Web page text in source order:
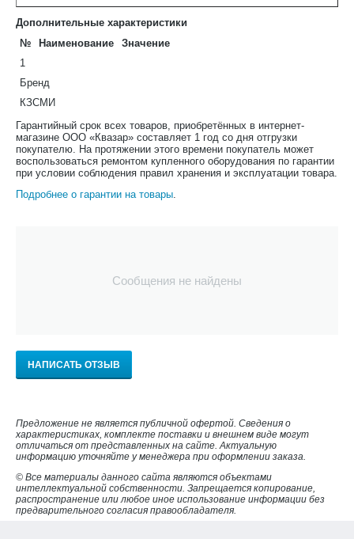
Дополнительные характеристики
№
Наименование
Значение
1
Бренд
КЗСМИ
Гарантийный срок всех товаров, приобретённых в интернет-
магазине ООО «Квазар» составляет 1 год со дня отгрузки
покупателю. На протяжении этого времени покупатель может
воспользоваться ремонтом купленного оборудования по гарантии
при условии соблюдения правил хранения и эксплуатации товара.
Подробнее о гарантии на товары.
Сообщения не найдены
НАПИСАТЬ ОТЗЫВ
Предложение не является публичной офертой. Сведения о
характеристиках, комплекте поставки и внешнем виде могут
отличаться от представленных на сайте. Актуальную
информацию уточняйте у менеджера при оформлении заказа.
© Все материалы данного сайта являются объектами
интеллектуальной собственности. Запрещается копирование,
распространение или любое иное использование информации без
предварительного согласия правообладателя.